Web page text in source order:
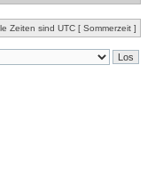
Zeiten sind UTC [ Sommerzeit ]